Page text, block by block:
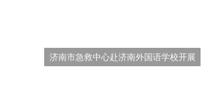
济南市急救中心赴济南外国语学校开展